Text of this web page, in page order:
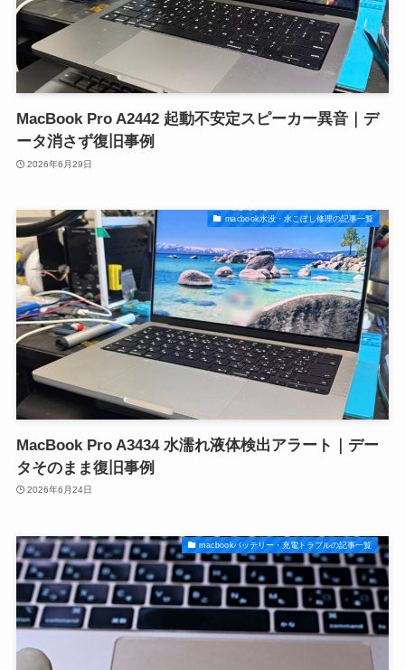
MacBook Pro A2442 起動不安定スピーカー異音｜デ
ータ消さず復旧事例
2026年6月29日
macbook水没・水こぼし修理の記事一覧
MacBook Pro A3434 水濡れ液体検出アラート｜デー
タそのまま復旧事例
2026年6月24日
macbookバッテリー・充電トラブルの記事一覧